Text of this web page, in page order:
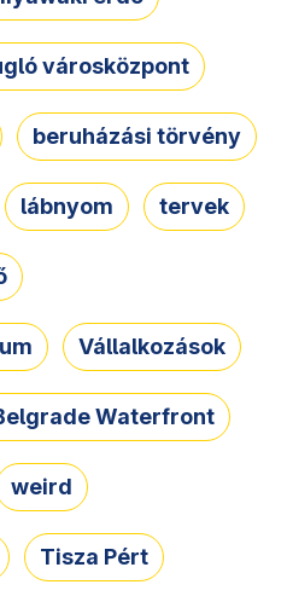
városközpont
beruházási törvény
lábnyom tervek
Vállalkozások
Waterfront
weird
Tisza Pért